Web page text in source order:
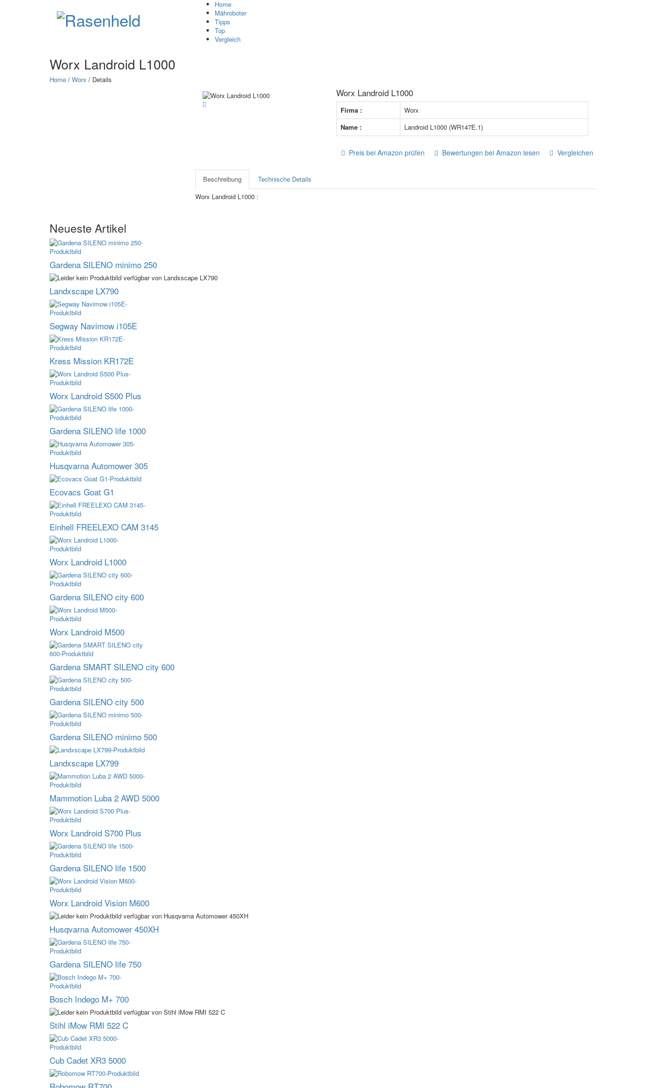
Home
Mähroboter
Tipps
Top
Vergleich
Worx Landroid L1000
Home / Worx / Details
Worx Landroid L1000
Firma :
Worx
Name :
Landroid L1000 (WR147E.1)
Preis bei Amazon prüfen Bewertungen bei Amazon lesen Vergleichen
Beschreibung
Technische Details
Worx Landroid L1000 :
Neueste Artikel
Gardena SILENO minimo 250
Landxscape LX790
Segway Navimow i105E
Kress Mission KR172E
Worx Landroid S500 Plus
Gardena SILENO life 1000
Husqvarna Automower 305
Ecovacs Goat G1
Einhell FREELEXO CAM 3145
Worx Landroid L1000
Gardena SILENO city 600
Worx Landroid M500
Gardena SMART SILENO city 600
Gardena SILENO city 500
Gardena SILENO minimo 500
Landxscape LX799
Mammotion Luba 2 AWD 5000
Worx Landroid S700 Plus
Gardena SILENO life 1500
Worx Landroid Vision M600
Husqvarna Automower 450XH
Gardena SILENO life 750
Bosch Indego M+ 700
Stihl iMow RMI 522 C
Cub Cadet XR3 5000